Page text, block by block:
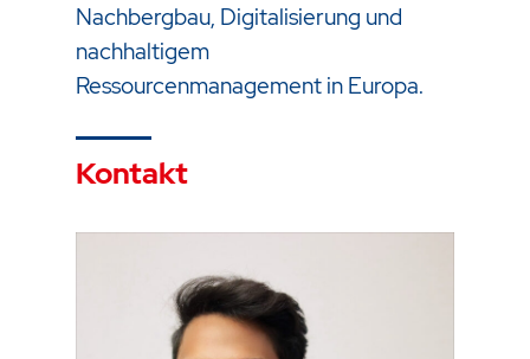
Nachbergbau, Digitalisierung und
nachhaltigem
Ressourcenmanagement in Europa.
Kontakt